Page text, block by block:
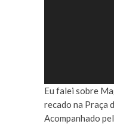
Eu falei sobre
recado na Praça
Acompanhado